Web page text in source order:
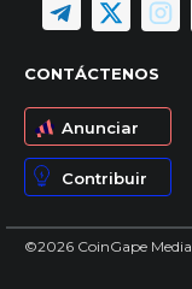
CONTÁCTENOS
Anunciar
Contribuir
©2026 CoinGape Media